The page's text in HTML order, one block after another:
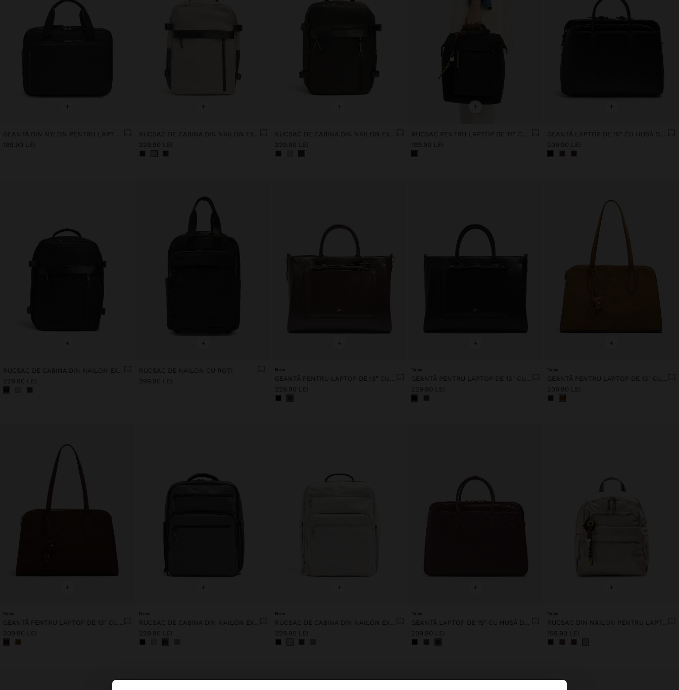
+
GEANTĂ DIN NYLON PENTRU LAPTOP DE PÂNĂ LA 15" CU TRATAMENT HIDROFUG
199.90 LEI
+
RUCSAC DE CABINA DIN NAILON EXTENSIBIL CU SUPORT PENTRU STICLĂ
229.90 LEI
+
RUCSAC DE CABINA DIN NAILON EXTENSIBIL CU SUPORT PENTRU STICLĂ
229.90 LEI
+
RUCSAC PENTRU LAPTOP DE 14" CU PANDANTIV
199.90 LEI
+
GEANTĂ LAPTOP DE 15" CU HUSĂ DETAȘABILĂ
209.90 LEI
+
229.90 LEI
+
RUCSAC DE NAILON CU ROȚI
299.90 LEI
+
New
229.90 LEI
+
New
229.90 LEI
+
New
209.90 LEI
+
New
209.90 LEI
+
New
229.90 LEI
+
New
229.90 LEI
+
New
209.90 LEI
+
New
159.90 LEI